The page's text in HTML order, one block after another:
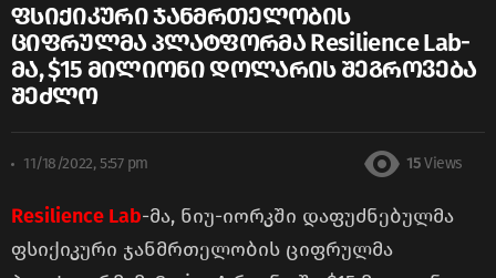
ფსიქიკური ჯანმრთელობის
ციფრულმა პლატფორმა Resilience Lab-
მა, $15 მილიონი დოლარის შეგროვება
შეძლო
11/18/2022, 5:57 pm 15 Views
Resilience Lab-მა, ნიუ-იორკში დაფუძნებულმა
ფსიქიკური ჯანმრთელობის ციფრულმა